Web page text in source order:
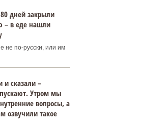
дней закрыли
– в еде нашли
не по-русски, или им
и сказали –
Утром мы
вопросы, а
озвучили такое